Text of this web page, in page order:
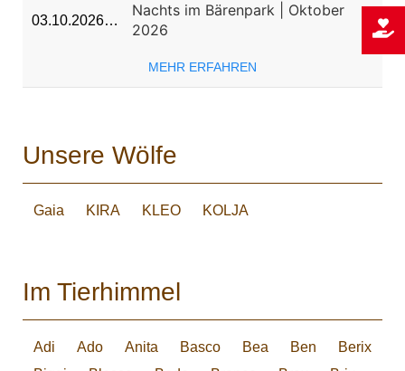
03.10.2026…
Nachts im Bärenpark | Oktober
2026
MEHR ERFAHREN
Unsere Wölfe
Gaia KIRA KLEO KOLJA
Im Tierhimmel
Adi Ado Anita Basco Bea Ben
Berix